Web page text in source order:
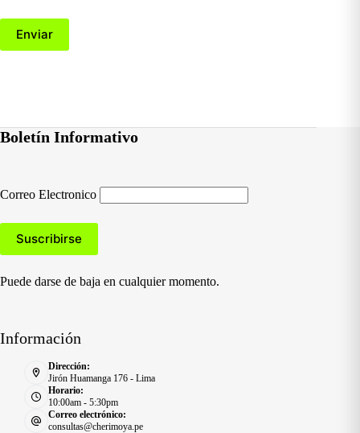
Enviar
Boletín Informativo
Correo Electronico
Puede darse de baja en cualquier momento.
Información
Dirección:
Jirón Huamanga 176 - Lima
Horario:
10:00am - 5:30pm
Correo electrónico:
consultas@cherimoya.pe